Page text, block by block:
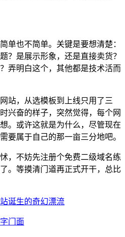
单也不简单。关键是要想清楚：
？是展示形象，还是直接卖货？
弄明白这个，其他都是技术活而
站，从选模板到上线只用了三
兴奋的样子，突然觉得，每个网
。或许这就是为什么，尽管现在
要属于自己的那一亩三分地吧。
，不妨先注册个免费二级域名练
。等摸清门道再正式开干，总比
诞生的奇幻漂流
门面